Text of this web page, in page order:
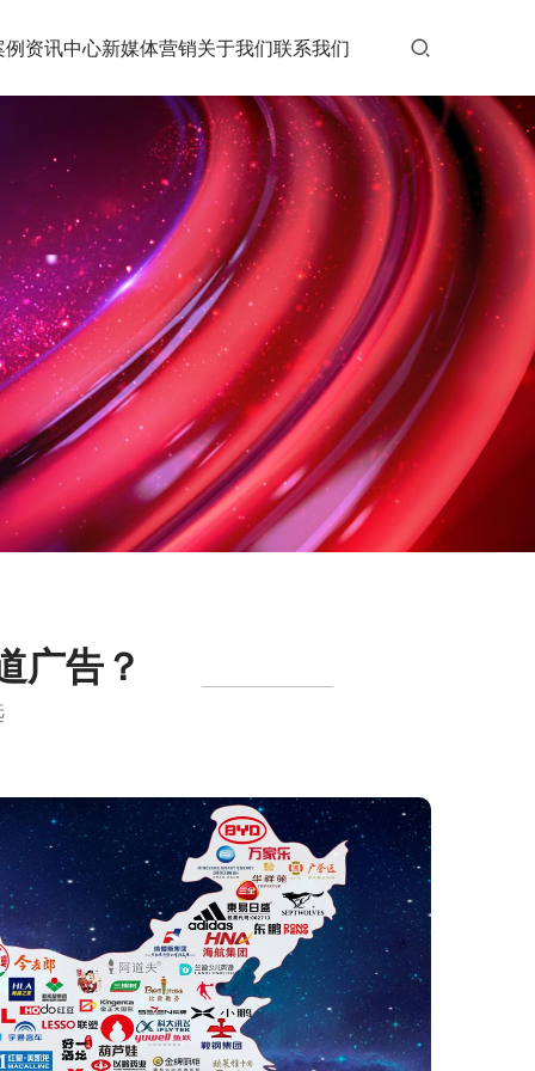
例资讯中心新媒体营销关于我们联系我们
广告？